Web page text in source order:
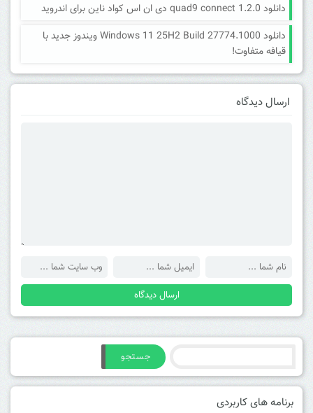
دانلود quad9 connect 1.2.0 دی ان اس کواد ناین برای اندروید
دانلود Windows 11 25H2 Build 27774.1000 ویندوز جدید با
قیافه متفاوت!
ارسال دیدگاه
جستجو
برنامه های کاربردی